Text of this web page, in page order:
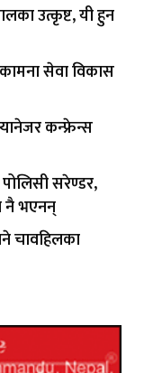
उत्कृष्ट, यी हुन
सेवा विकास
कन्फ्रेन्स
सरेण्डर,
नै भएनन्
चावहिलका